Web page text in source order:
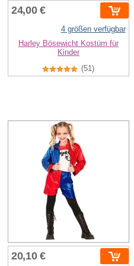
24,00 €
4 größen verfügbar
Harley Bösewicht Kostüm für
Kinder
(51)
20,10 €